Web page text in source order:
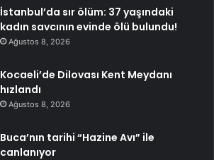
İstanbul’da sır ölüm: 37 yaşındaki
kadın savcının evinde ölü bulundu!
Ağustos 8, 2026
Kocaeli’de Dilovası Kent Meydanı
hızlandı
Ağustos 8, 2026
Buca’nın tarihi “Hazine Avı” ile
canlanıyor